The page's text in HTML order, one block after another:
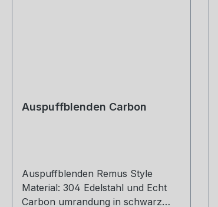
Auspuffblenden Carbon
Auspuffblenden Remus Style
Material: 304 Edelstahl und Echt
Carbon umrandung in schwarz